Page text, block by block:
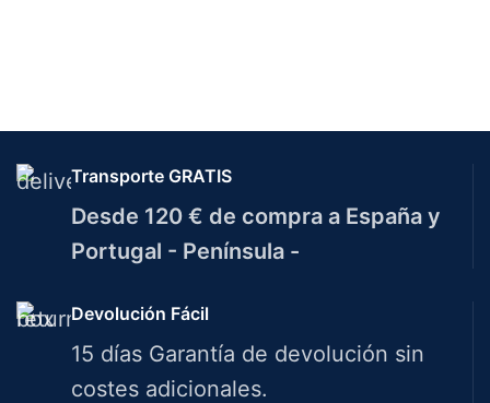
Transporte GRATIS
Desde 120 € de compra a España y
Portugal - Península -
Devolución Fácil
15 días Garantía de devolución sin
costes adicionales.